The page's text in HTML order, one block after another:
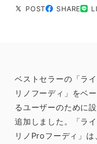
POST SHARE
ベストセラーの「ラ
リノフーディ」をベ
るユーザーのために
追加しました。「ラ
リノProフーディ」